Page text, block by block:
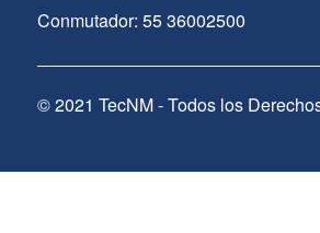
Conmutador: 55 36002500
© 2021 TecNM - Todos los